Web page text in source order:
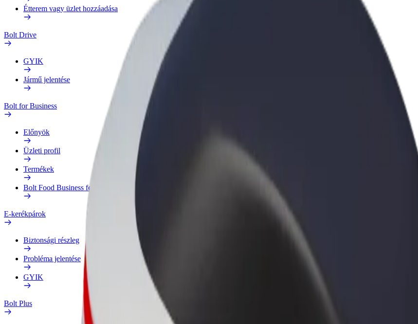
Étterem vagy üzlet hozzáadása
Bolt Drive
GYIK
Jármű jelentése
Bolt for Business
Előnyök
Üzleti profil
Termékek
Bolt Food Business felhasználóknak
E-kerékpárok
Biztonsági részleg
Probléma jelentése
GYIK
Bolt Plus